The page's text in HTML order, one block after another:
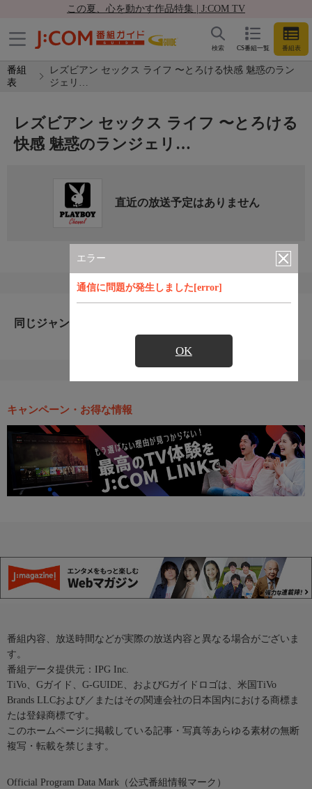
この夏、心を動かす作品特集 | J:COM TV
CS番組一覧 番組表
検索
番組
表
レズビアン セックス ライフ 〜とろける快感 魅惑のラン
ジェリ…
エラー
通信に問題が発生しました[error]
OK
レズビアン セックス ライフ 〜とろける
快感 魅惑のランジェリ…
直近の放送予定はありません
同じジャンルのおすすめ番組
キャンペーン・お得な情報
番組内容、放送時間などが実際の放送内容と異なる場合がございま
す。
番組データ提供元：IPG Inc.
TiVo、Gガイド、G-GUIDE、およびGガイドロゴは、米国TiVo
Brands LLCおよび／またはその関連会社の日本国内における商標ま
たは登録商標です。
このホームページに掲載している記事・写真等あらゆる素材の無断
複写・転載を禁じます。
Official Program Data Mark（公式番組情報マーク）